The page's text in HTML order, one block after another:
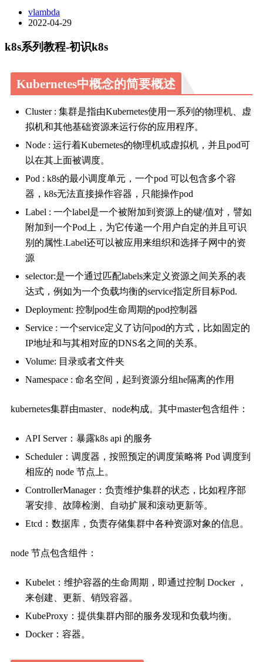
vlambda
2022-04-29
k8s系列教程-初识k8s
Kubernetes中概念的简要概述
Cluster : 集群是指由Kubernetes使用一系列的物理机、虚
拟机和其他基础资源来运行你的应用程序。
Node : 运行着Kubernetes的物理机或虚拟机，并且pod可
以在其上面被调度。
Pod : k8s的最小调度单元，一个pod 可以包含多个容
器，k8s无法直接操作容器，只能操作pod
Label : 一个label是一个被附加到资源上的键/值对，譬如
附加到一个Pod上，为它传递一个用户自定的并且可识
别的属性.Label还可以被应用来组织和选择子网中的资
源
selector:是一个通过匹配labels来定义资源之间关系的表
达式，例如为一个负载均衡的service指定所目标Pod.
Deployment: 控制pod生命周期的pod控制器
Service : 一个service定义了访问pod的方式，比如固定的
IP地址和与其相对应的DNS名之间的关系。
Volume: 目录或者文件夹
Namespace : 命名空间，起到资源分组he隔离的作用
kubernetes集群由master、node构成。其中master包含组件：
API Server：暴露k8s api 的服务
Scheduler：调度器，按照预定的调度策略将 Pod 调度到
相应的 node 节点上。
ControllerManager：负责维护集群的状态，比如程序部
署安排、故障检测、自动扩展和滚动更新等。
Etcd：数据库，负责存储集群中各种资源对象的信息。
node 节点包含组件：
Kubelet：维护容器的生命周期，即通过控制 Docker ，
来创建、更新、销毁容器。
KubeProxy：提供集群内部的服务发现和负载均衡。
Docker：容器。